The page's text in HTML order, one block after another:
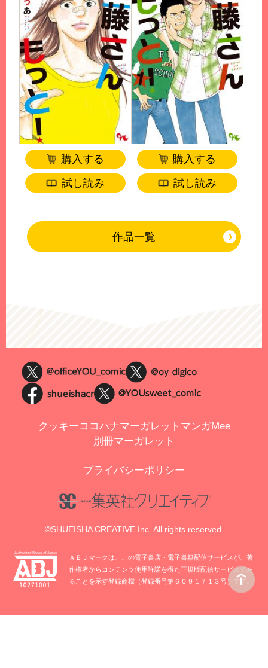
購入する
試し読み
購入する
試し読み
作品一覧
クッキーココハナマーガレット マンガMee
別冊マーガレット
プライバシーポリシー
©SHUEISHA CREATIVE Inc. All rights reserved.
ＡＢＪマークは、この電子書店・電子書籍配信サービスが、著
作権者からコンテンツ使用許諾を得た正規版配信サービスであ
ることを示す登録商標（登録番号第６０９１７１３号）です。